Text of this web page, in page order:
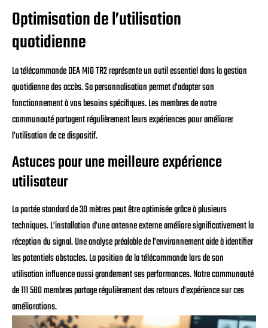
Optimisation de l’utilisation
quotidienne
La télécommande DEA MIO TR2 représente un outil essentiel dans la gestion
quotidienne des accès. Sa personnalisation permet d’adapter son
fonctionnement à vos besoins spécifiques. Les membres de notre
communauté partagent régulièrement leurs expériences pour améliorer
l’utilisation de ce dispositif.
Astuces pour une meilleure expérience
utilisateur
La portée standard de 30 mètres peut être optimisée grâce à plusieurs
techniques. L’installation d’une antenne externe améliore significativement la
réception du signal. Une analyse préalable de l’environnement aide à identifier
les potentiels obstacles. La position de la télécommande lors de son
utilisation influence aussi grandement ses performances. Notre communauté
de 111 580 membres partage régulièrement des retours d’expérience sur ces
améliorations.